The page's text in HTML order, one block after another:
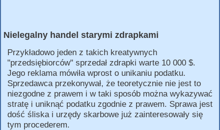
Nielegalny handel starymi zdrapkami
Przykładowo jeden z takich kreatywnych
"przedsiębiorców" sprzedał zdrapki warte 10 000 $.
Jego reklama mówiła wprost o unikaniu podatku.
Sprzedawca przekonywał, że teoretycznie nie jest to
niezgodne z prawem i w taki sposób można wykazywać
stratę i uniknąć podatku zgodnie z prawem. Sprawa jest
dość śliska i urzędy skarbowe już zainteresowały się
tym procederem.